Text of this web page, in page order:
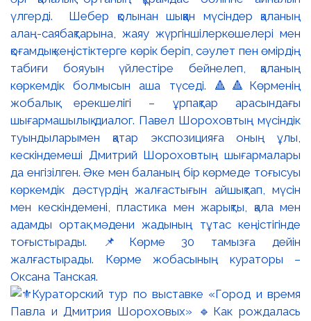
үлгерді. Шебер қолынан шыққан мүсіндер қаланың
алаң-саябақтарына, жаяу жүргіншілеркөшелері мен
қоғамдық кеңістіктерге көрік беріп, сәулет пен өмірдің
табиғи бояуын үйлестіре бейнелеп, қаланың
көркемдік болмысын аша түседі. 🔺🔺Көрменің
жобалық ерекшелігі – ұрпақтар арасындағы
шығармашылық диалог. Павел Шороховтың мүсіндік
туындыларымен қатар экспозицияға оның ұлы,
кескіндемеші Дмитрий Шороховтың шығармалары
да енгізілген. Әке мен баланың бір көрмеде тоғысуы
көркемдік дәстүрдің жалғастығын айшықтап, мүсін
мен кескіндемені, пластика мен жарықты, қала мен
адамды ортақ мәдени жадының тұтас кеңістігінде
тоғыстырады. 📌Көрме 30 тамызға дейін
жалғастырады. Көрме жобасының кураторы –
Оксана Танская.